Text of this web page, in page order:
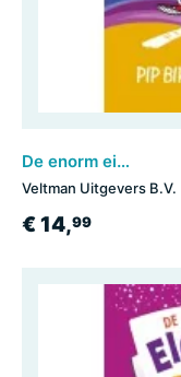
De enorm eigenwijze eenhoorn en de sportdag
Veltman Uitgevers B.V.
€ 14,99